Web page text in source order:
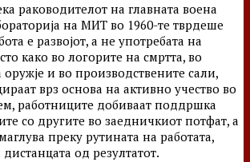
раководителот на главната воена
на МИТ во 1960-те тврдеше
е развојот, а не употребата на
како во логорите на смртта, во
оружје и во производствените сали,
врз основа на активно учество во
работниците добиваат поддршка
со другите во заедничкиот потфат, а
преку рутината на работата,
од резултатот.